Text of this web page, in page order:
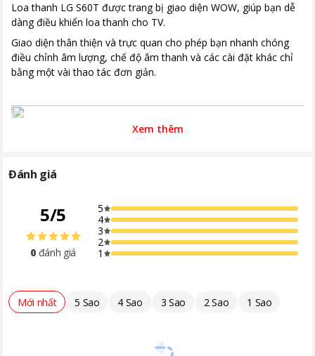
Khoảng giá
Từ 5 - 10 triệu
Loa thanh LG S60T được trang bị giao diện WOW, giúp bạn dễ
dàng điều khiển loa thanh cho TV.
Giao diện thân thiện và trực quan cho phép bạn nhanh chóng
điều chỉnh âm lượng, chế độ âm thanh và các cài đặt khác chỉ
bằng một vài thao tác đơn giản.
Xem thêm
Đánh giá
5/5
0 đánh giá
5
4
3
2
1
Mới nhất 5 Sao 4 Sao 3 Sao 2 Sao 1 Sao